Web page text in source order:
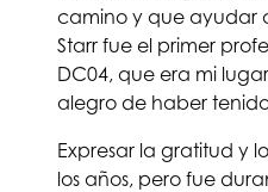
camino y que ayudar
Starr fue el primer
DC04, que era mi
alegro de haber
Expresar la gratitud y
los años, pero fue